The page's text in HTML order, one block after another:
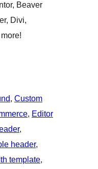
Beaver
Divi,
, Custom
, Editor
header
template